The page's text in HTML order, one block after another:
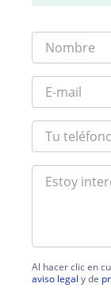
Al hacer clic en
aviso legal y de